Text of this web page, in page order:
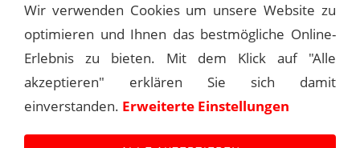
In the same year, Frank Sinatra featured "Again"
three times on his radio show "Your Hit Parade".
© Andreas Kroniger, Sinatra - The Main Event
Wir verwenden Cookies um unsere Website zu
optimieren und Ihnen das bestmögliche Online-
Erlebnis zu bieten. Mit dem Klick auf "Alle
akzeptieren" erklären Sie sich damit
einverstanden. Erweiterte Einstellungen